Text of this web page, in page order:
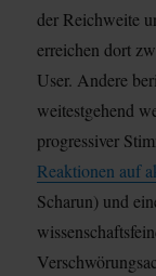
der Reichweite
erreichen dort
User. Andere
weitestgehend
progressiver
Reaktionen auf
Scharun) und